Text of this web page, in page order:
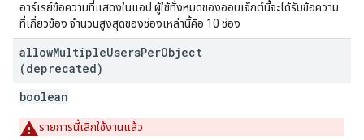
อาร์เรย์ข้อความที่แสดงในแอป ผู้ใช้ทั้งหมดของออบเจ็กต์นี้จะได้รับข้อความ
ที่เกี่ยวข้อง จํานวนสูงสุดของช่องเหล่านี้คือ 10 ช่อง
allowMultipleUsersPerObject
(deprecated)
boolean
รายการนี้เลิกใช้งานแล้ว